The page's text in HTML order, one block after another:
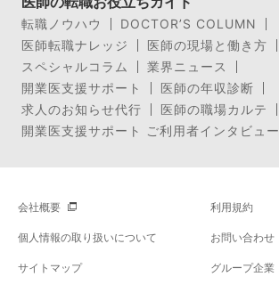
転職ノウハウ
DOCTOR’S COLUMN
医師転職ナレッジ
医師の現場と働き方
スペシャルコラム
業界ニュース
開業医支援サポート
医師の年収診断
求人のお知らせ代行
医師の職場カルテ
開業医支援サポート ご利用者インタビュー
会社概要 利用規約
個人情報の取り扱いについて お問い合わせ
サイトマップ グループ企業